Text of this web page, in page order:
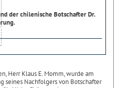
der chilenische Botschafter Dr.
Herr Klaus E. Momm, wurde am
seines Nachfolgers von Botschafter